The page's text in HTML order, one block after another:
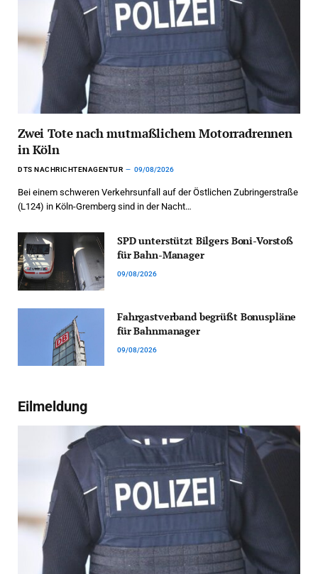
Zwei Tote nach mutmaßlichem Motorradrennen
in Köln
DTS NACHRICHTENAGENTUR 09/08/2026
Bei einem schweren Verkehrsunfall auf der Östlichen Zubringerstraße
(L124) in Köln-Gremberg sind in der Nacht…
SPD unterstützt Bilgers Boni-Vorstoß
für Bahn-Manager
09/08/2026
Fahrgastverband begrüßt Bonuspläne
für Bahnmanager
09/08/2026
Eilmeldung